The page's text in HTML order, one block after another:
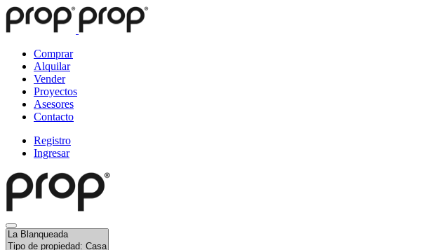
Comprar
Alquilar
Vender
Proyectos
Asesores
Contacto
Registro
Ingresar